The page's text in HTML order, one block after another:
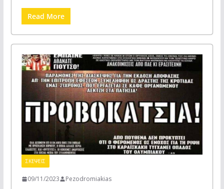
Read More
ΣΚΕΨΕΙΣ
09/11/2023 Pezodromiakias